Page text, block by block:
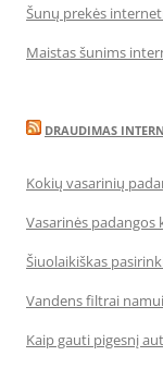
Šunų prekės
Maistas šunims
DRAUDIMAS
Kokių vasarinių
Vasarinės padangos
Šiuolaikiškas
Vandens filtrai
Kaip gauti pigesnį